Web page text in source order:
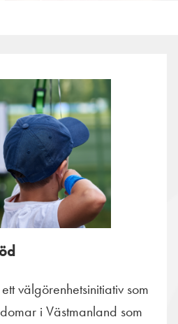
välgörenhetsinitiativ som
i Västmanland som